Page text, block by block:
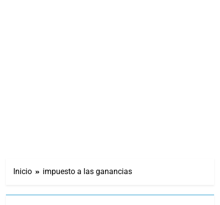
Inicio impuesto a las ganancias